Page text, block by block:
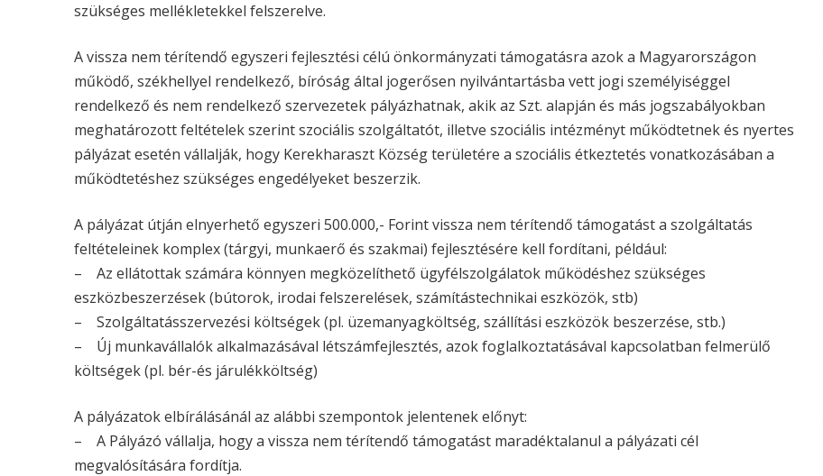
szükséges mellékletekkel felszerelve.
A vissza nem térítendő egyszeri fejlesztési célú önkormányzati támogatásra azok a Magyarországon
működő, székhellyel rendelkező, bíróság által jogerősen nyilvántartásba vett jogi személyiséggel
rendelkező és nem rendelkező szervezetek pályázhatnak, akik az Szt. alapján és más jogszabályokban
meghatározott feltételek szerint szociális szolgáltatót, illetve szociális intézményt működtetnek és nyertes
pályázat esetén vállalják, hogy Kerekharaszt Község területére a szociális étkeztetés vonatkozásában a
működtetéshez szükséges engedélyeket beszerzik.
A pályázat útján elnyerhető egyszeri 500.000,- Forint vissza nem térítendő támogatást a szolgáltatás
feltételeinek komplex (tárgyi, munkaerő és szakmai) fejlesztésére kell fordítani, például:
– Az ellátottak számára könnyen megközelíthető ügyfélszolgálatok működéshez szükséges
eszközbeszerzések (bútorok, irodai felszerelések, számítástechnikai eszközök, stb)
– Szolgáltatásszervezési költségek (pl. üzemanyagköltség, szállítási eszközök beszerzése, stb.)
– Új munkavállalók alkalmazásával létszámfejlesztés, azok foglalkoztatásával kapcsolatban felmerülő
költségek (pl. bér-és járulékköltség)
A pályázatok elbírálásánál az alábbi szempontok jelentenek előnyt:
– A Pályázó vállalja, hogy a vissza nem térítendő támogatást maradéktalanul a pályázati cél
megvalósítására fordítja.